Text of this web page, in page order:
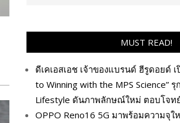
MUST READ!
ดีเคเอสเอช เจ้าของแบรนด์ ฮีรูดอยด์
to Winning with the MPS Science”
Lifestyle ดันภาพลักษณ์ใหม่ ตอบโจท
OPPO Reno16 5G มาพร้อมความจุใ